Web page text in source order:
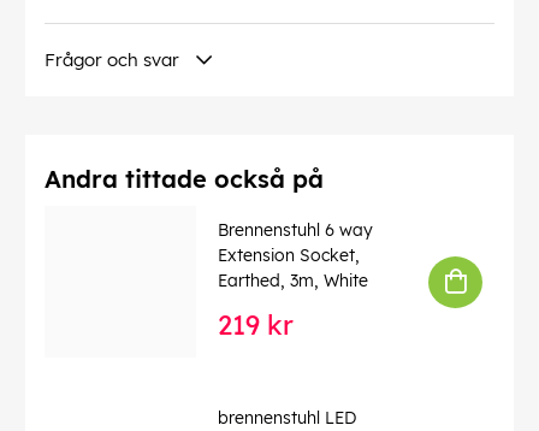
Frågor och svar
Andra tittade också på
Brennenstuhl 6 way
Extension Socket,
Earthed, 3m, White
219 kr
brennenstuhl LED